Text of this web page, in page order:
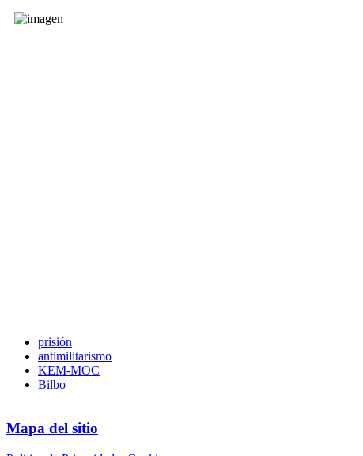
prisión
antimilitarismo
KEM-MOC
Bilbo
Mapa del sitio